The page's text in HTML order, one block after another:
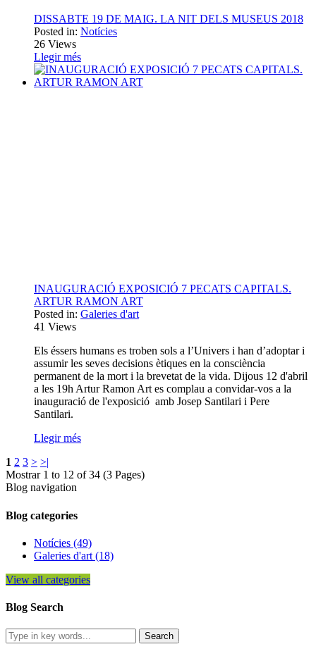
DISSABTE 19 DE MAIG. LA NIT DELS MUSEUS 2018
Posted in: Notícies
26 Views
Llegir més
INAUGURACIÓ EXPOSICIÓ 7 PECATS CAPITALS.
ARTUR RAMON ART
Posted in: Galeries d'art
41 Views
Els éssers humans es troben sols a l’Univers i han d’adoptar i
assumir les seves decisions ètiques en la consciència
permanent de la mort i la brevetat de la vida. Dijous 12 d'abril
a les 19h Artur Ramon Art es complau a convidar-vos a la
inauguració de l'exposició amb Josep Santilari i Pere
Santilari.
Llegir més
1 2 3 > >|
Mostrar 1 to 12 of 34 (3 Pages)
Blog navigation
Blog categories
Notícies (49)
Galeries d'art (18)
View all categories
Blog Search